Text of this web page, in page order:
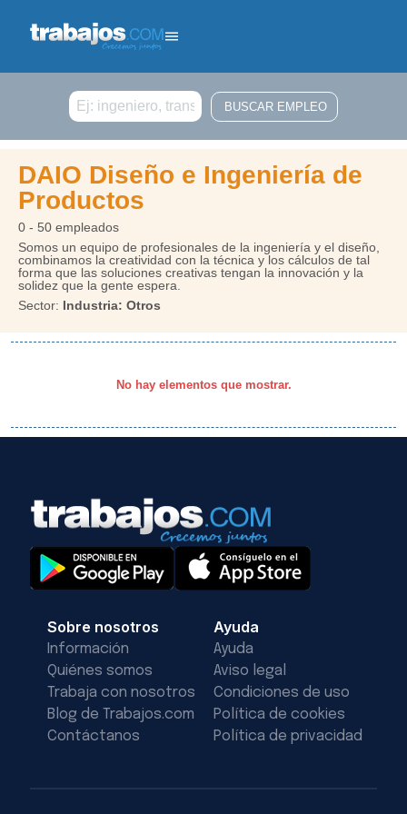
Buscar
DAIO Diseño e Ingeniería de
Productos
0 - 50 empleados
Somos un equipo de profesionales de la ingeniería y el diseño,
combinamos la creatividad con la técnica y los cálculos de tal
forma que las soluciones creativas tengan la innovación y la
solidez que la gente espera.
Sector: Industria: Otros
No hay elementos que mostrar.
Sobre nosotros
Información
Quiénes somos
Trabaja con nosotros
Blog de Trabajos.com
Contáctanos
Ayuda
Ayuda
Aviso legal
Condiciones de uso
Política de cookies
Política de privacidad